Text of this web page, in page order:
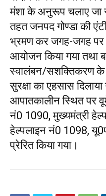
मंशा के अनुरूप चलाए जा
तहत जनपद गोण्डा की
भ्रमण कर जगह-जगह पर
आयोजन किया गया तथा
स्वालंबन/सशक्तिकरण
सुरक्षा का एहसास
आपातकालीन स्थित पर
नं0 1090, मुख्यमंत्री
हेल्पलाइन नं0 1098,
प्रेरित किया गया।